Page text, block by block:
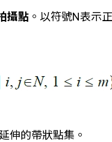
攝點。以符號N表示
的帶狀點集。